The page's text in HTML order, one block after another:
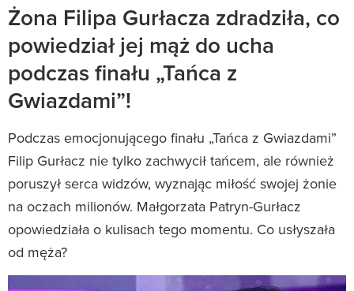
Żona Filipa Gurłacza zdradziła, co
powiedział jej mąż do ucha
podczas finału „Tańca z
Gwiazdami”!
Podczas emocjonującego finału „Tańca z Gwiazdami”
Filip Gurłacz nie tylko zachwycił tańcem, ale również
poruszył serca widzów, wyznając miłość swojej żonie
na oczach milionów. Małgorzata Patryn-Gurłacz
opowiedziała o kulisach tego momentu. Co usłyszała
od męża?